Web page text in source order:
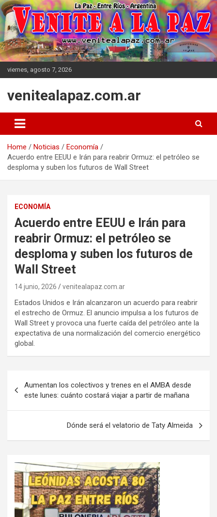
Skip
to
content
viernes, agosto 7, 2026
venitealapaz.com.ar
Home Noticias
Economía
Acuerdo entre EEUU e Irán para reabrir Ormuz: el petróleo se
desploma y suben los futuros de Wall Street
ECONOMÍA
Acuerdo entre EEUU e Irán para
reabrir Ormuz: el petróleo se
desploma y suben los futuros de
Wall Street
14 junio, 2026 venitealapaz.com.ar
Estados Unidos e Irán alcanzaron un acuerdo para reabrir
el estrecho de Ormuz. El anuncio impulsa a los futuros de
Wall Street y provoca una fuerte caída del petróleo ante la
expectativa de una normalización del comercio energético
global.
de
entradas
Aumentan los colectivos y trenes en el AMBA desde
este lunes: cuánto costará viajar a partir de mañana
Dónde será el velatorio de Taty Almeida